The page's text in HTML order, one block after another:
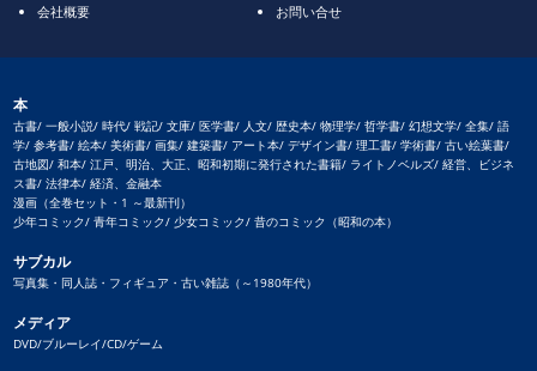
会社概要 お問い合せ
本
古書/ 一般小説/ 時代/ 戦記/ 文庫/ 医学書/ 人文/ 歴史本/ 物理学/ 哲学書/ 幻想文学/ 全集/ 語
学/ 参考書/ 絵本/ 美術書/ 画集/ 建築書/ アート本/ デザイン書/ 理工書/ 学術書/ 古い絵葉書/
古地図/ 和本/ 江戸、明治、大正、昭和初期に発行された書籍/ ライトノベルズ/ 経営、ビジネ
ス書/ 法律本/ 経済、金融本
漫画（全巻セット・1 ～最新刊）
少年コミック/ 青年コミック/ 少女コミック/ 昔のコミック（昭和の本）
サブカル
写真集・同人誌・フィギュア・古い雑誌（～1980年代）
メディア
DVD/ブルーレイ/CD/ゲーム